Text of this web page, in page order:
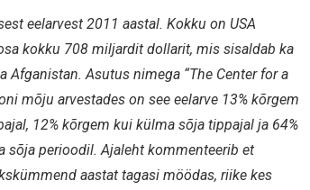
eelarvest 2011 aastal. Kokku on USA
kokku 708 miljardit dollarit, mis sisaldab ka
Asutus nimega “The Center for a
mõju arvestades on see eelarve 13% kõrgem
12% kõrgem kui külma sõja tippajal ja 64%
sõja perioodil. Ajaleht kommenteerib et
aastat tagasi möödas, riike kes